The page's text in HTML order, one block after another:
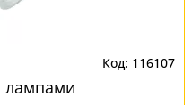
116107
лампами